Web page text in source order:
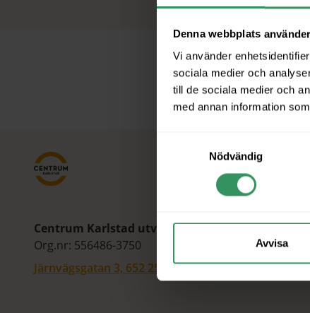
Denna webbplats
Vi använder
sociala medier och
till de sociala medier och
med annan information
Nödvändig
Avvisa
Centrum Karlstad utv. AB
Org.nr: 556486-3750
Järnvägsgatan 3, 652 25 Karlstad